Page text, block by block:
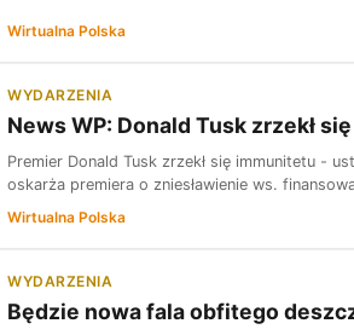
Wirtualna Polska
WYDARZENIA
News WP: Donald Tusk zrzekł
Premier Donald Tusk zrzekł się immunitetu -
oskarża premiera o zniesławienie ws.
Wirtualna Polska
WYDARZENIA
Będzie nowa fala obfitego